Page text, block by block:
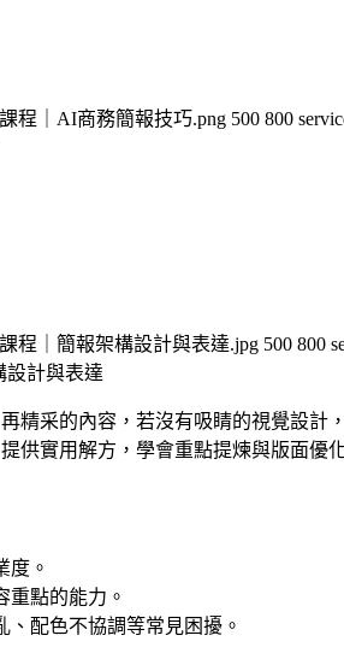
課程｜AI商務簡報技巧.png 500 800
課程｜簡報架構設計與表達.jpg 500 800
設計與表達
精采的內容，若沒有吸睛的視覺設
供實用解方，學會重點提煉與版面
度。
重點的能力。
配色不協調等常見困擾。